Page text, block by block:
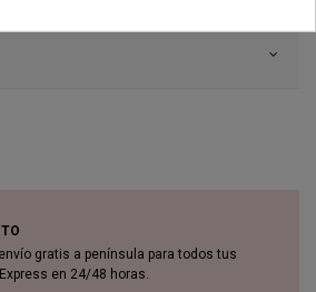
gratis a península para todos tus
en 24/48 horas.